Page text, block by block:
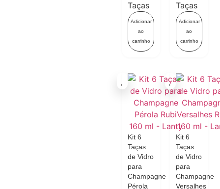
Taças
Adicionar
ao
carrinho
Taças
Adicionar
ao
carrinho
Kit 6
Taças
de Vidro
para
Champagne
Pérola
Kit 6
Taças
de Vidro
para
Champagne
Versalhes